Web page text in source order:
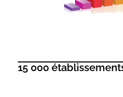
15 000